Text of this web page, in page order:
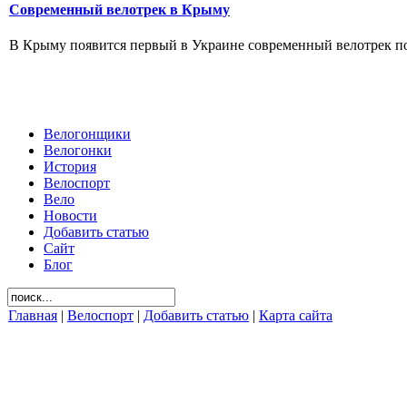
Современный велотрек в Крыму
В Крыму появится первый в Украине современный велотрек
Велогонщики
Велогонки
История
Велоспорт
Вело
Новости
Добавить статью
Сайт
Блог
Главная | Велоспорт | Добавить статью | Карта сайта